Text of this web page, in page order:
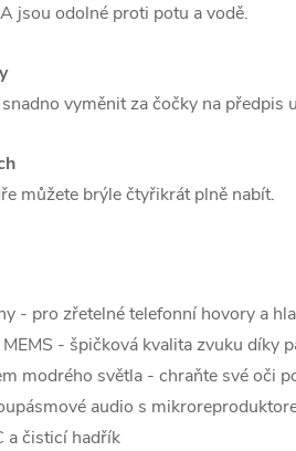
jsou odolné proti potu a vodě.
vyměnit za čočky na předpis
můžete brýle čtyřikrát plně nabít.
- pro zřetelné telefonní hovory a
- špičková kvalita zvuku díky
modrého světla - chraňte své oči
audio s
a čisticí hadřík